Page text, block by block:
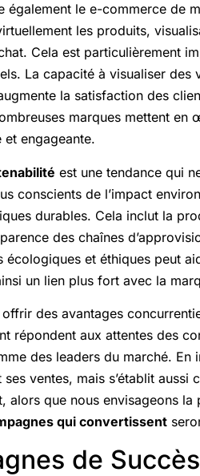
également le e-commerce de
les produits,
Cela est particulièrement
La capacité à visualiser
la satisfaction des
marques mettent
et engageante.
est une tendance qui
conscients de l’impact
durables. Cela inclut la
des chaînes
écologiques et éthiques peut
un lien plus fort avec la
des avantages
répondent aux attentes des
des leaders du marché.
ventes, mais s’établit aussi
alors que nous envisageons
qui convertissent
de Succès